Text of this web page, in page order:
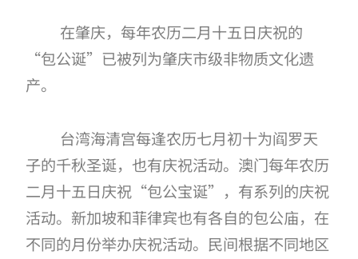
在肇庆，每年农历二月十五日庆祝的
“包公诞”已被列为肇庆市级非物质文化遗
产。
台湾海清宫每逢农历七月初十为阎罗天
子的千秋圣诞，也有庆祝活动。澳门每年农历
二月十五日庆祝“包公宝诞”，有系列的庆祝
活动。新加坡和菲律宾也有各自的包公庙，在
不同的月份举办庆祝活动。民间根据不同地区